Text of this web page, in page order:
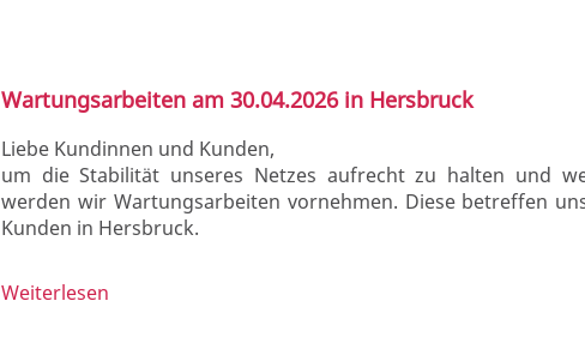
Wartungsarbeiten am 30.04.2026 in Hersbruck
Liebe Kundinnen und Kunden,
um die Stabilität unseres Netzes aufrecht zu halten und
werden wir Wartungsarbeiten vornehmen. Diese betreffen
Kunden in Hersbruck.
Weiterlesen